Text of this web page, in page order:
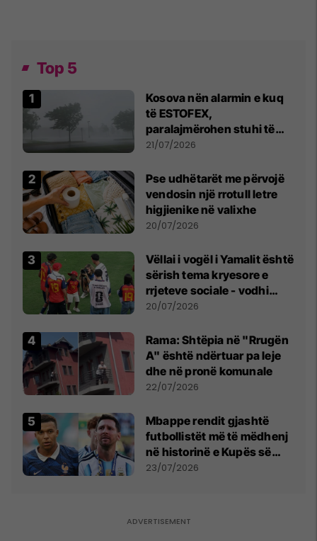
Top 5
Kosova nën alarmin e kuq
të ESTOFEX,
paralajmërohen stuhi të
fuqishme me breshër dhe
21/07/2026
Pse udhëtarët me përvojë
vendosin një rrotull letre
higjienike në valixhe
20/07/2026
Vëllai i vogël i Yamalit është
sërish tema kryesore e
rrjeteve sociale - vodhi
vëmendjen pas finales së
20/07/2026
Rama: Shtëpia në "Rrugën
A" është ndërtuar pa leje
dhe në pronë komunale
22/07/2026
Mbappe rendit gjashtë
futbollistët më të mëdhenj
në historinë e Kupës së
Botës, Messi mbetet i dyti
23/07/2026